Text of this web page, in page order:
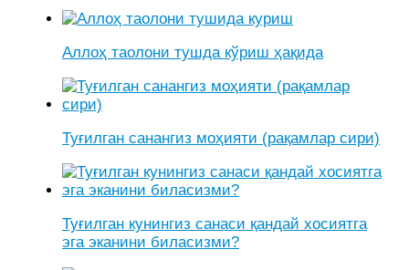
Аллоҳ таолони тушда кўриш ҳақида
Туғилган санангиз моҳияти (рақамлар сири)
Туғилган кунингиз санаси қандай хосиятга
эга эканини биласизми?